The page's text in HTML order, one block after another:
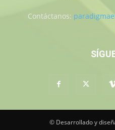
Contáctanos:
© Desarrollado y